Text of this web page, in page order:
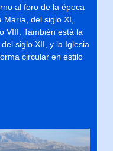
al foro de la época
del siglo XI,
VIII. También está la
siglo XII, y la Iglesia
circular en estilo